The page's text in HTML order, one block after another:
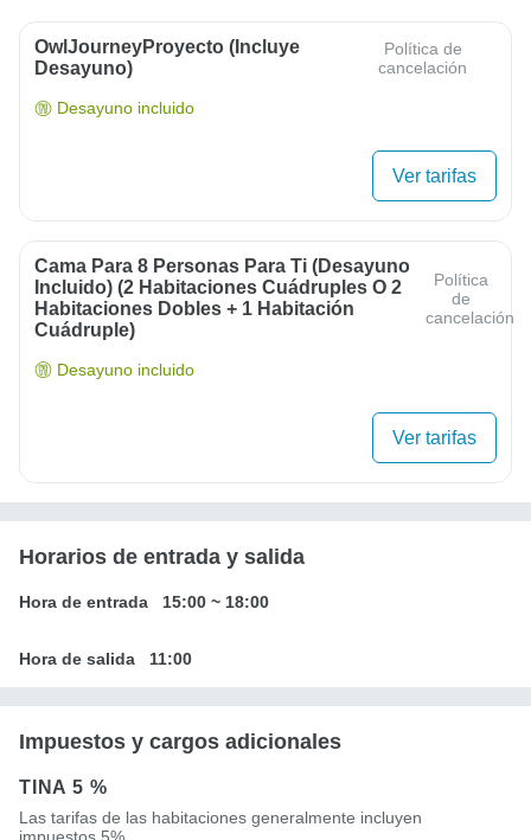
OwlJourneyProyecto (Incluye
Desayuno)
Política de
cancelación
Desayuno incluido
Ver tarifas
Cama Para 8 Personas Para Ti (desayuno
Incluido) (2 Habitaciones Cuádruples O 2
Habitaciones Dobles + 1 Habitación
Cuádruple)
Política
de
cancelación
Desayuno incluido
Ver tarifas
Horarios de entrada y salida
Hora de entrada 15:00 ~ 18:00
Hora de salida 11:00
Impuestos y cargos adicionales
TINA 5 %
Las tarifas de las habitaciones generalmente incluyen